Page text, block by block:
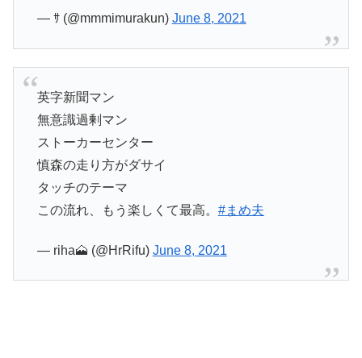
— ｻ (@mmmimurakun) June 8, 2021
英字新聞マン
無意識過剰マン
ストーカーセンター
慎森の走り方がダサイ
タッチのテーマ
この流れ、もう楽しくて最高。 #まめ夫
— riha🗻 (@HrRifu) June 8, 2021